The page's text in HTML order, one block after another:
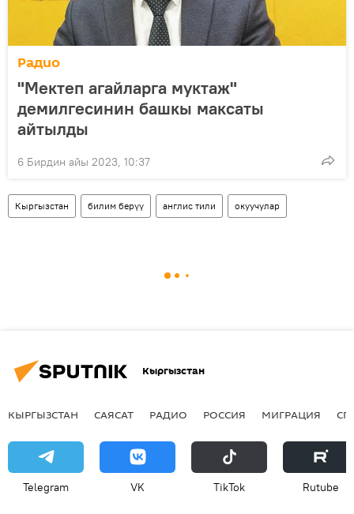
Радио
"Мектеп агайларга муктаж"
демилгесинин башкы максаты
айтылды
6 Бирдин айы 2023, 10:37
Кыргызстан билим берүү англис тили окуучулар
Кыргызстан
КЫРГЫЗСТАН САЯСАТ РАДИО РОССИЯ МИГРАЦИЯ
Telegram VK ТikТоk Rutube